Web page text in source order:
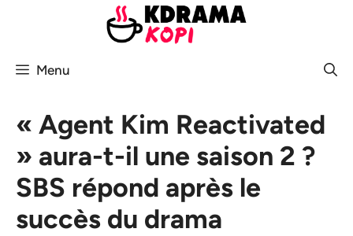
Menu
« Agent Kim Reactivated
» aura-t-il une saison 2 ?
SBS répond après le
succès du drama